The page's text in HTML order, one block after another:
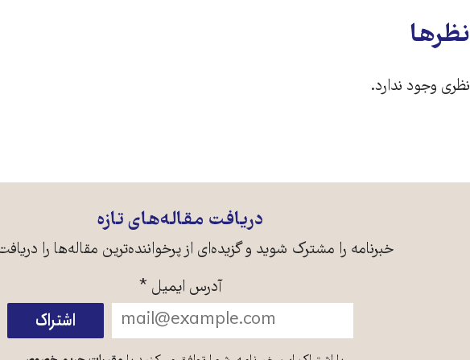
نظرها
نظری وجود ندارد.
دریافت مقاله‌های تازه
خبرنامه را مشترک شوید و گزیده‌ای از پرخواننده‌ترین مقاله‌ها را
آدرس ایمیل *